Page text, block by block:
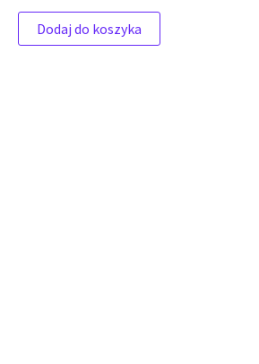
Dodaj do koszyka